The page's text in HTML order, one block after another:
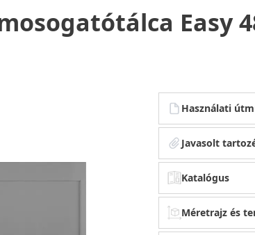
Easy
Használati
Javasolt
Katalógus
Méretrajz és